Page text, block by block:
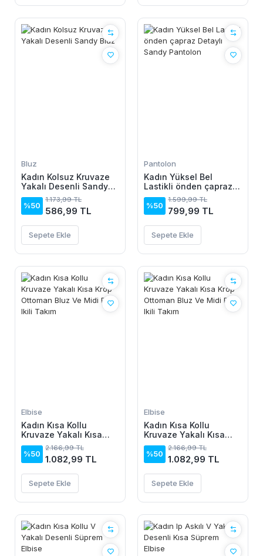
Bluz
Kadın Kolsuz Kruvaze
Yakalı Desenli Sandy
Bluz
%50
1.173,99 TL
586,99 TL
Sepete Ekle
Pantolon
Kadın Yüksel Bel
Lastikli önden çapraz
Detaylı Sandy Pantolon
%50
1.599,99 TL
799,99 TL
Sepete Ekle
Elbise
Kadın Kısa Kollu
Kruvaze Yakalı Kısa
Krop Ottoman Bluz Ve
Midi Etek Ikili Takım
%50
2.166,99 TL
1.082,99 TL
Sepete Ekle
Elbise
Kadın Kısa Kollu
Kruvaze Yakalı Kısa
Krop Ottoman Bluz Ve
Midi Etek Ikili Takım
%50
2.166,99 TL
1.082,99 TL
Sepete Ekle